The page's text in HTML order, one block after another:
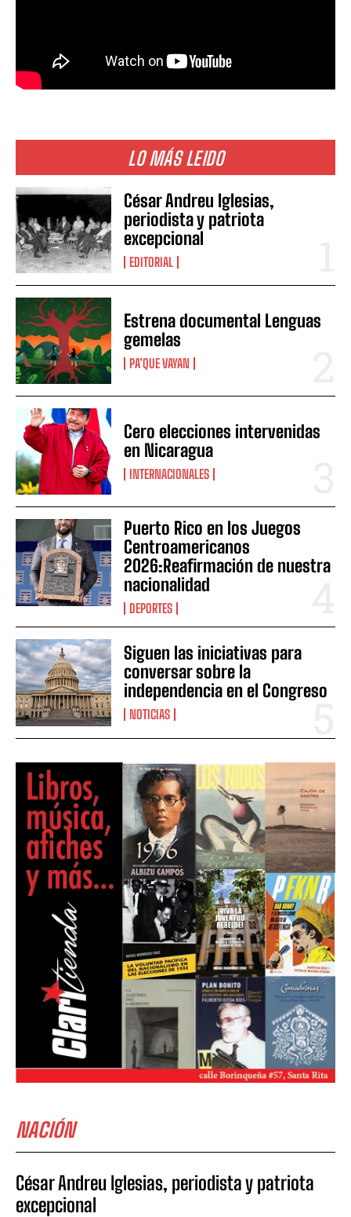
LO MÁS LEIDO
César Andreu Iglesias,
periodista y patriota
excepcional
EDITORIAL
Estrena documental Lenguas
gemelas
PA’QUE VAYAN
Cero elecciones intervenidas
en Nicaragua
INTERNACIONALES
Puerto Rico en los Juegos
Centroamericanos
2026:Reafirmación de nuestra
nacionalidad
DEPORTES
Siguen las iniciativas para
conversar sobre la
independencia en el Congreso
NOTICIAS
NACIÓN
César Andreu Iglesias, periodista y patriota
excepcional